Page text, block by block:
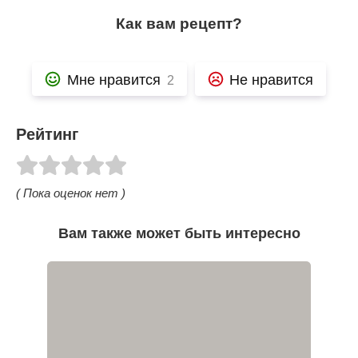
Как вам рецепт?
Мне нравится 2 Не нравится
Рейтинг
( Пока оценок нет )
Вам также может быть интересно